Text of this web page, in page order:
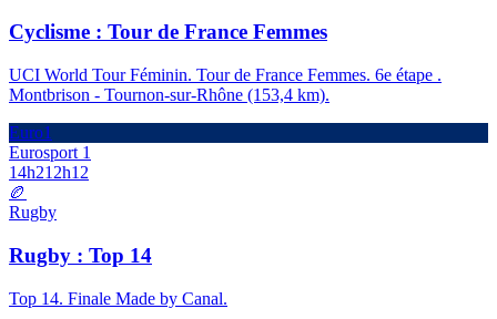
Cyclisme : Tour de France Femmes
UCI World Tour Féminin. Tour de France Femmes. 6e étape .
Montbrison - Tournon-sur-Rhône (153,4 km).
Euro1
Eurosport 1
14h21 2h12
🏉
Rugby
Rugby : Top 14
Top 14. Finale Made by Canal.